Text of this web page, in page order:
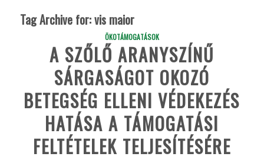
Tag Archive for:vis maior
ÖKOTÁMOGATÁSOK
A SZŐLŐ ARANYSZÍNŰ
SÁRGASÁGOT OKOZÓ
BETEGSÉG ELLENI VÉDEKEZÉS
HATÁSA A TÁMOGATÁSI
FELTÉTELEK TELJESÍTÉSÉRE